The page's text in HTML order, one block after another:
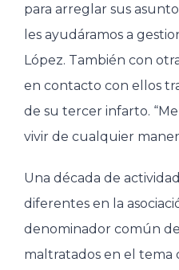
para arreglar sus
les ayudáramos a
López. También con
en contacto con ellos
de su tercer infarto.
vivir de cualquier
Una década de
diferentes en la
denominador común
maltratados en el tema